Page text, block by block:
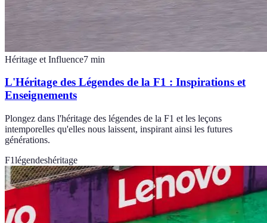
Héritage et Influence7 min
L'Héritage des Légendes de la F1 : Inspirations et
Enseignements
Plongez dans l'héritage des légendes de la F1 et les leçons
intemporelles qu'elles nous laissent, inspirant ainsi les futures
générations.
F1légendeshéritage